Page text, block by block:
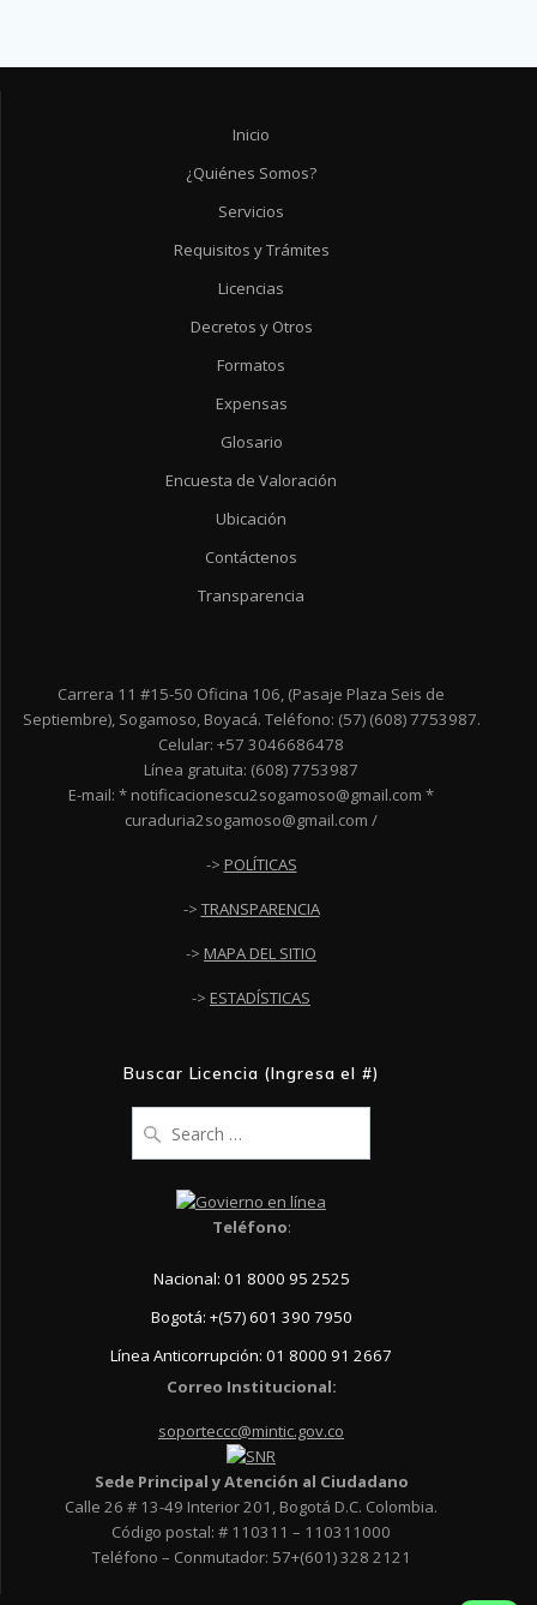
Inicio
¿Quiénes Somos?
Servicios
Requisitos y Trámites
Licencias
Decretos y Otros
Formatos
Expensas
Glosario
Encuesta de Valoración
Ubicación
Contáctenos
Transparencia
Carrera 11 #15-50 Oficina 106, (Pasaje Plaza Seis de
Septiembre), Sogamoso, Boyacá. Teléfono: (57) (608) 7753987.
Celular: +57 3046686478
Línea gratuita: (608) 7753987
E-mail: * notificacionescu2sogamoso@gmail.com *
curaduria2sogamoso@gmail.com /
-> POLÍTICAS
-> TRANSPARENCIA
-> MAPA DEL SITIO
-> ESTADÍSTICAS
Buscar Licencia (Ingresa el #)
for:
Teléfono:
Nacional: 01 8000 95 2525
Bogotá: +(57) 601 390 7950
Línea Anticorrupción: 01 8000 91 2667
Correo Institucional:
soporteccc@mintic.gov.co
Sede Principal y Atención al Ciudadano
Calle 26 # 13-49 Interior 201, Bogotá D.C. Colombia.
Código postal: # 110311 – 110311000
Teléfono – Conmutador: 57+(601) 328 2121